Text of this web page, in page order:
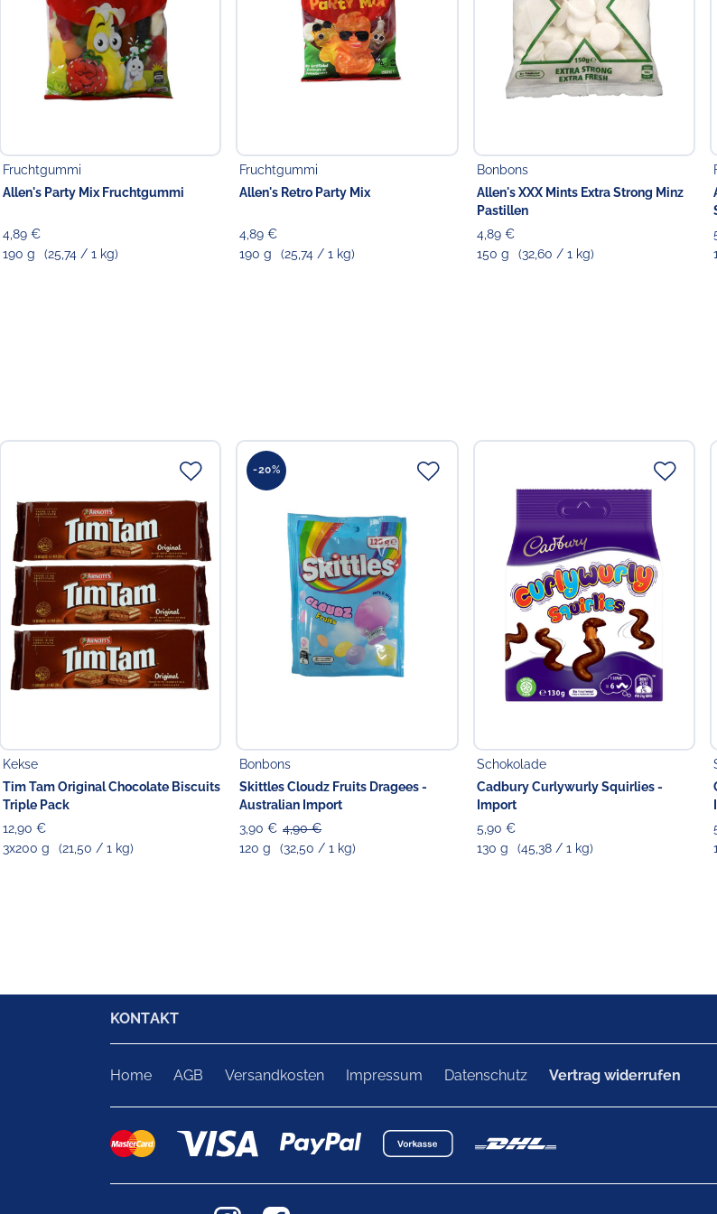
Fruchtgummi
Allen's Party Mix Fruchtgummi
4,89 €
190 g
(25,74 / 1 kg)
Fruchtgummi
Allen's Retro Party Mix
4,89 €
190 g
(25,74 / 1 kg)
Bonbons
Allen's XXX Mints Extra Strong Minz
Pastillen
4,89 €
150 g
(32,60 / 1 kg)
Kekse
Tim Tam Original Chocolate Biscuits
Triple Pack
12,90 €
3x200 g
(21,50 / 1 kg)
-20%
Bonbons
Skittles Cloudz Fruits Dragees -
Australian Import
3,90 € 4,90 €
120 g
(32,50 / 1 kg)
Schokolade
Cadbury Curlywurly Squirlies -
Import
5,90 €
130 g
(45,38 / 1 kg)
KONTAKT
Home AGB Versandkosten Impressum Datenschutz Vertrag widerrufen